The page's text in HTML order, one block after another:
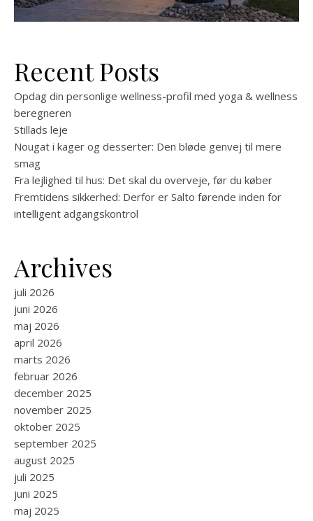
Recent Posts
Opdag din personlige wellness-profil med yoga & wellness
beregneren
Stillads leje
Nougat i kager og desserter: Den bløde genvej til mere
smag
Fra lejlighed til hus: Det skal du overveje, før du køber
Fremtidens sikkerhed: Derfor er Salto førende inden for
intelligent adgangskontrol
Archives
juli 2026
juni 2026
maj 2026
april 2026
marts 2026
februar 2026
december 2025
november 2025
oktober 2025
september 2025
august 2025
juli 2025
juni 2025
maj 2025